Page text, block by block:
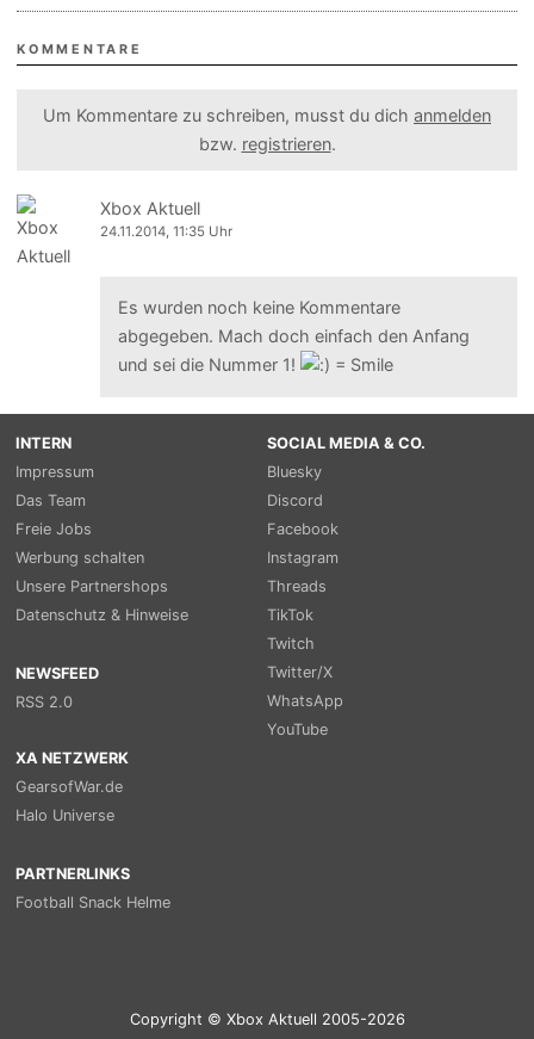
KOMMENTARE
Um Kommentare zu schreiben, musst du dich anmelden
bzw. registrieren.
Xbox Aktuell
24.11.2014, 11:35 Uhr
Es wurden noch keine Kommentare
abgegeben. Mach doch einfach den Anfang
und sei die Nummer 1!
INTERN
Impressum
Das Team
Freie Jobs
Werbung schalten
Unsere Partnershops
Datenschutz & Hinweise
NEWSFEED
RSS 2.0
SOCIAL MEDIA & CO.
Bluesky
Discord
Facebook
Instagram
Threads
TikTok
Twitch
Twitter/X
WhatsApp
YouTube
XA NETZWERK
GearsofWar.de
Halo Universe
PARTNERLINKS
Football Snack Helme
Copyright © Xbox Aktuell 2005-2026